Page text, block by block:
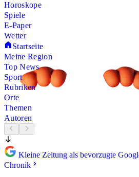
Horoskope
Spiele
E-Paper
Wetter
Startseite
Meine Region
Top News
Sport
Rubriken
Orte
Themen
Autoren
Kleine Zeitung als bevorzugte
Chronik